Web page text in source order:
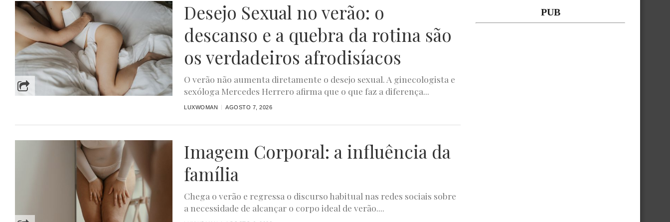
Desejo Sexual no verão: o
descanso e a quebra da rotina são
os verdadeiros afrodisíacos
O verão não aumenta diretamente o desejo sexual. A ginecologista e
sexóloga Mercedes Herrero afirma que o que faz a diferença...
LUXWOMAN AGOSTO 7, 2026
Imagem Corporal: a influência da
família
Chega o verão e regressa o discurso habitual nas redes sociais sobre
a necessidade de alcançar o corpo ideal de verão....
PUB